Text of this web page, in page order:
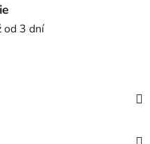
od 3 dní